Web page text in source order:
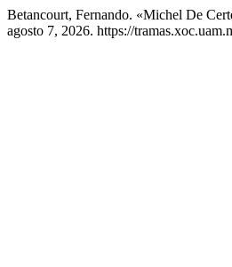
Betancourt, Fernando. «Michel De
agosto 7, 2026. https://